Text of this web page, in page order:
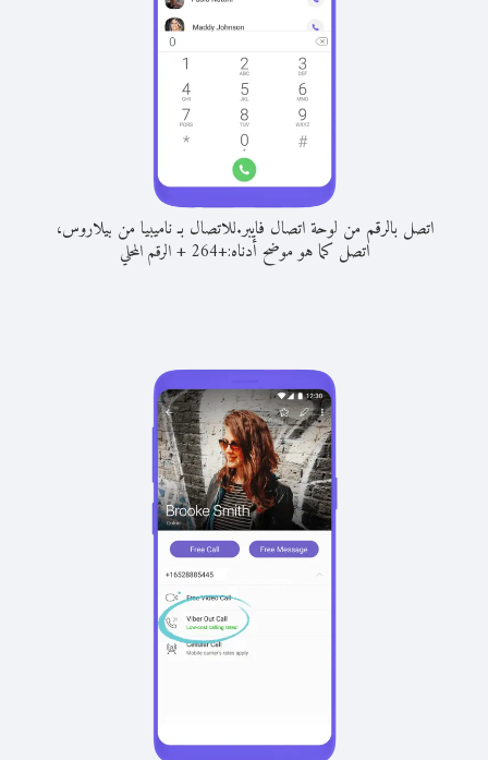
اتصل بالرقم من لوحة اتصال فايبر.للاتصال بـ ناميبيا من بيلاروس،
اتصل كما هو موضح أدناه:+
264
+الرقم المحلي